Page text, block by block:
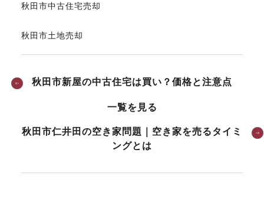
秋田市中古住宅売却
秋田市土地売却
秋田市新屋の中古住宅は買い？価格と注意点
一覧を見る
秋田市仁井田の空き家問題｜空き家を売るタイミ
ングとは